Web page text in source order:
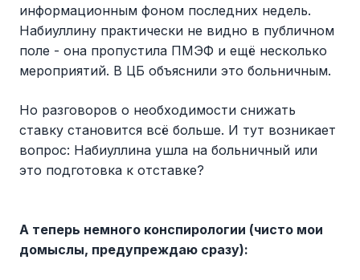
информационным фоном последних недель.
Набиуллину практически не видно в публичном
поле - она пропустила ПМЭФ и ещё несколько
мероприятий. В ЦБ объяснили это больничным.
Но разговоров о необходимости снижать
ставку становится всё больше. И тут возникает
вопрос: Набиуллина ушла на больничный или
это подготовка к отставке?
А теперь немного конспирологии (чисто мои
домыслы, предупреждаю сразу):